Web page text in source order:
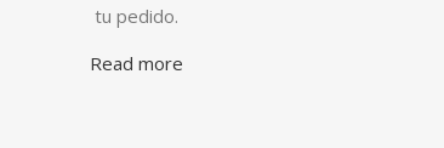
tu pedido.
Read more